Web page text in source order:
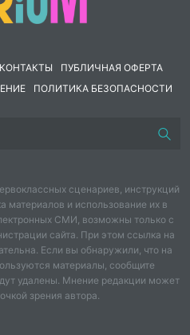
КОНТАКТЫ
ПУБЛИЧНАЯ ОФЕРТА
ПОЛИТИКА БЕЗОПАСНОСТИ
сценариев, инструкций
материалов и использование их в
СМИ, возможны только с
сайта. При этом ссылка на
Если вы обнаружили, что на
материалы, сообщите
удалены. Мнение редакции может
зрения автора.